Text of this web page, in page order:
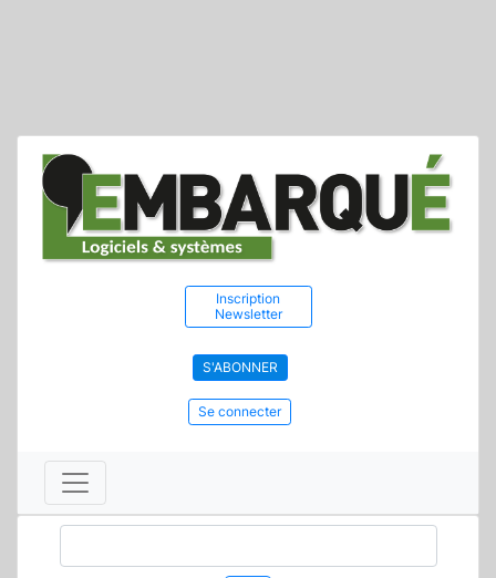
Inscription
Newsletter
S'ABONNER
Se connecter